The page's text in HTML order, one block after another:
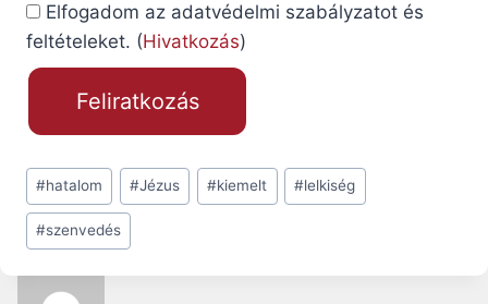
Elfogadom az adatvédelmi szabályzatot és
feltételeket. (Hivatkozás)
Post
Tags:
#hatalom #Jézus #kiemelt #lelkiség
#szenvedés